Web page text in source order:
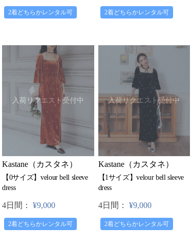
2着どちらかレンタル可 2着どちらかレンタル可
入荷リクエスト受付中
Kastane（カスタネ）
【0サイズ】velour bell sleeve
dress
4日間： ¥9,000
2着どちらかレンタル可
入荷リクエスト受付中
Kastane（カスタネ）
【1サイズ】velour bell sleeve
dress
4日間： ¥9,000
2着どちらかレンタル可